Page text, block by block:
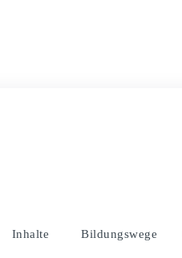
Inhalte Bildungswege